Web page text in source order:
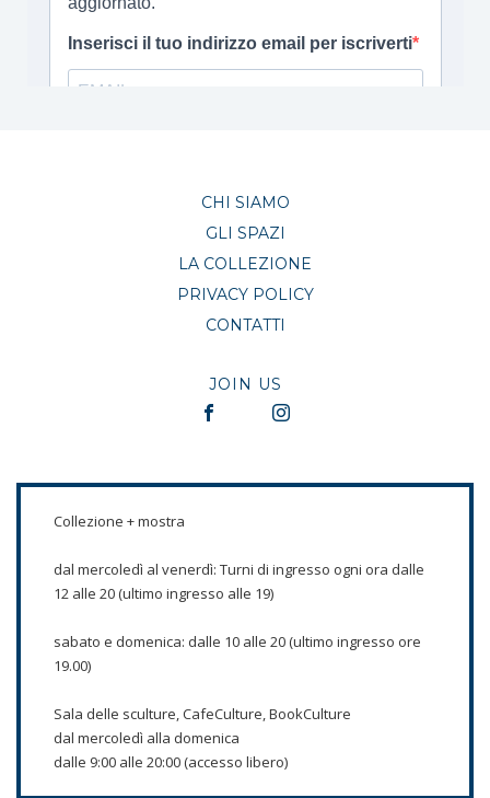
CHI SIAMO
GLI SPAZI
LA COLLEZIONE
PRIVACY POLICY
CONTATTI
JOIN US
Collezione + mostra
dal mercoledì al venerdì: Turni di ingresso ogni ora dalle
12 alle 20 (ultimo ingresso alle 19)
sabato e domenica: dalle 10 alle 20 (ultimo ingresso ore
19.00)
Sala delle sculture, CafeCulture, BookCulture
dal mercoledì alla domenica
dalle 9:00 alle 20:00 (accesso libero)